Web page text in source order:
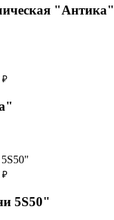
"Aнтика"
₽
₽
5S50"